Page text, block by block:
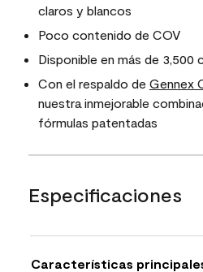
claros y blancos
Poco contenido de COV
Disponible en más de 3,500
Con el respaldo de Gennex
nuestra inmejorable
fórmulas patentadas
Especificaciones
Características